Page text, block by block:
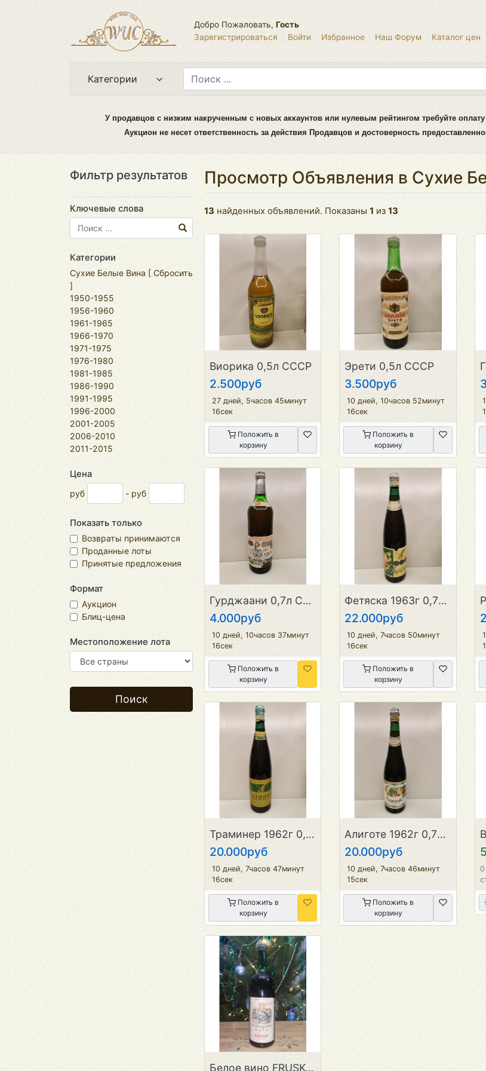
Добро Пожаловать, Гость
Зарегистрироваться
Войти Избранное Наш Форум Каталог цен
Категории
У продавцов с низким накрученным с новых аккаунтов или нулевым рейтингом требуйте
Аукцион не несет ответственность за действия Продавцов и достоверность
Фильтр результатов
Ключевые слова
Категории
Сухие Белые Вина [ Сбросить
]
1950-1955
1956-1960
1961-1965
1966-1970
1971-1975
1976-1980
1981-1985
1986-1990
1991-1995
1996-2000
2001-2005
2006-2010
2011-2015
Цена
руб - руб
Показать только
Возвраты принимаются
Проданные лоты
Принятые предложения
Формат
Аукцион
Блиц-цена
Местоположение лота
Просмотр Объявления в Сухие
13 найденных объявлений. Показаны 1 из 13
Виорика 0,5л СССР
2.500руб
27 дней, 5часов 45минут
16сек
Положить в
корзину
Эрети 0,5л СССР
3.500руб
10 дней, 10часов 52минут
16сек
Положить в
корзину
Гурджаани 0,7л СССР
4.000руб
10 дней, 10часов 37минут
16сек
Положить в
корзину
Фетяска 1963г 0,75л СССР
22.000руб
10 дней, 7часов 50минут
16сек
Положить в
корзину
Траминер 1962г 0,75л СССР
20.000руб
10 дней, 7часов 47минут
16сек
Положить в
корзину
Алиготе 1962г 0,75л СССР
20.000руб
10 дней, 7часов 46минут
15сек
Положить в
корзину
0
Белое вино FRUSKOGORSKO BELO